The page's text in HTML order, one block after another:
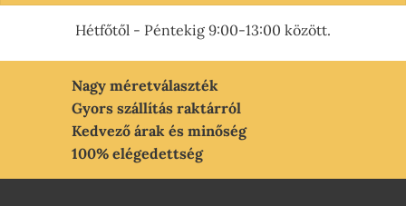
Hétfőtől - Péntekig 9:00-13:00 között.
Nagy méretválaszték
Gyors szállítás raktárról
Kedvező árak és minőség
100% elégedettség